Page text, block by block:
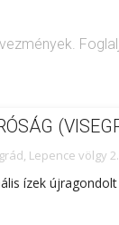
Lepence völgy 2.
ízek